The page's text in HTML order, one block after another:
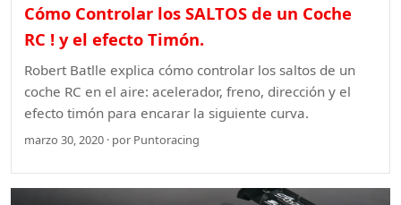
Cómo Controlar los SALTOS de un Coche
RC ! y el efecto Timón.
Robert Batlle explica cómo controlar los saltos de un
coche RC en el aire: acelerador, freno, dirección y el
efecto timón para encarar la siguiente curva.
marzo 30, 2020 · por Puntoracing